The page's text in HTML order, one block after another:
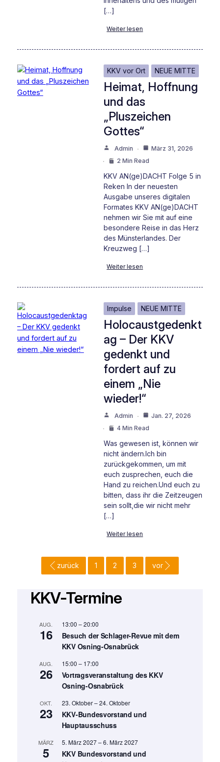
[…]
Weiter lesen
KKV vor Ort NEUE MITTE
Heimat, Hoffnung
und das
„Pluszeichen
Gottes“
Admin
März 31, 2026
2 Min Read
KKV AN(ge)DACHT Folge 5 in
Reken In der neuesten
Ausgabe unseres digitalen
Formates KKV AN(ge)DACHT
nehmen wir Sie mit auf eine
besondere Reise in das Herz
des Münsterlandes. Der
Kreuzweg […]
Weiter lesen
Impulse NEUE MITTE
Holocaustgedenkt
ag – Der KKV
gedenkt und
fordert auf zu
einem „Nie
wieder!“
Admin
Jan. 27, 2026
4 Min Read
Was gewesen ist, können wir
nicht ändern.Ich bin
zurückgekommen, um mit
euch zusprechen, euch die
Hand zu reichen.Und euch zu
bitten, dass ihr die Zeitzeugen
sein sollt,die wir nicht mehr
[…]
Weiter lesen
zurück 1 2 3 vor
KKV-Termine
AUG.
16
13:00 –20:00
Besuch der Schlager-Revue mit dem
KKV Osning-Osnabrück
AUG.
26
15:00 – 17:00
Vortragsveranstaltung des KKV
Osning-Osnabrück
OKT.
23
23. Oktober–24. Oktober
KKV-Bundesvorstand und
Hauptausschuss
MÄRZ
5
5. März 2027–6. März 2027
KKV Bundesvorstand und